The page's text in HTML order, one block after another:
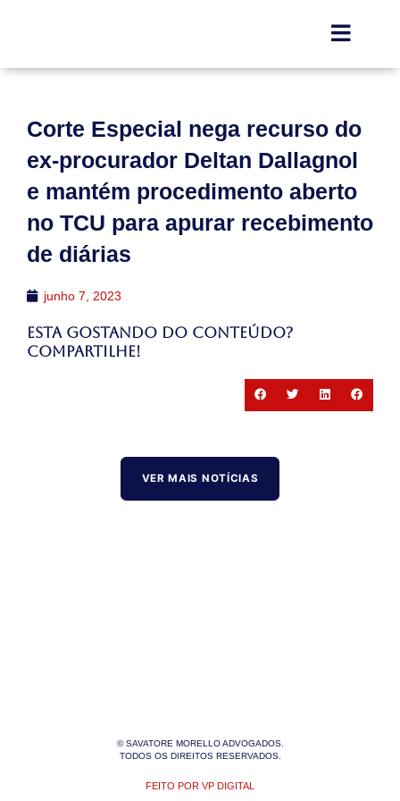
Corte Especial nega recurso do
ex-procurador Deltan Dallagnol
e mantém procedimento aberto
no TCU para apurar recebimento
de diárias
junho 7, 2023
Esta gostando do conteúdo?
Compartilhe!
VER MAIS NOTÍCIAS
© SAVATORE MORELLO ADVOGADOS.
TODOS OS DIREITOS RESERVADOS.
FEITO POR VP DIGITAL